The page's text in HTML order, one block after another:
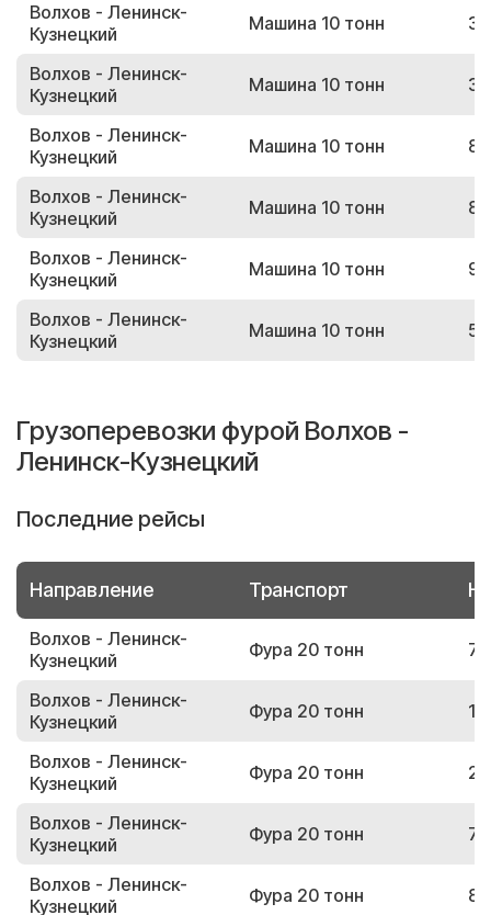
Волхов - Ленинск-
Кузнецкий
Машина 10 тонн
Волхов - Ленинск-
Кузнецкий
Машина 10 тонн
Волхов - Ленинск-
Кузнецкий
Машина 10 тонн
Волхов - Ленинск-
Кузнецкий
Машина 10 тонн
Волхов - Ленинск-
Кузнецкий
Машина 10 тонн
Волхов - Ленинск-
Кузнецкий
Машина 10 тонн
Грузоперевозки фурой Волхов -
Ленинск-Кузнецкий
Последние рейсы
Направление Транспорт
Волхов - Ленинск-
Кузнецкий
Фура 20 тонн
Волхов - Ленинск-
Кузнецкий
Фура 20 тонн
Волхов - Ленинск-
Кузнецкий
Фура 20 тонн
Волхов - Ленинск-
Кузнецкий
Фура 20 тонн
Волхов - Ленинск-
Кузнецкий
Фура 20 тонн